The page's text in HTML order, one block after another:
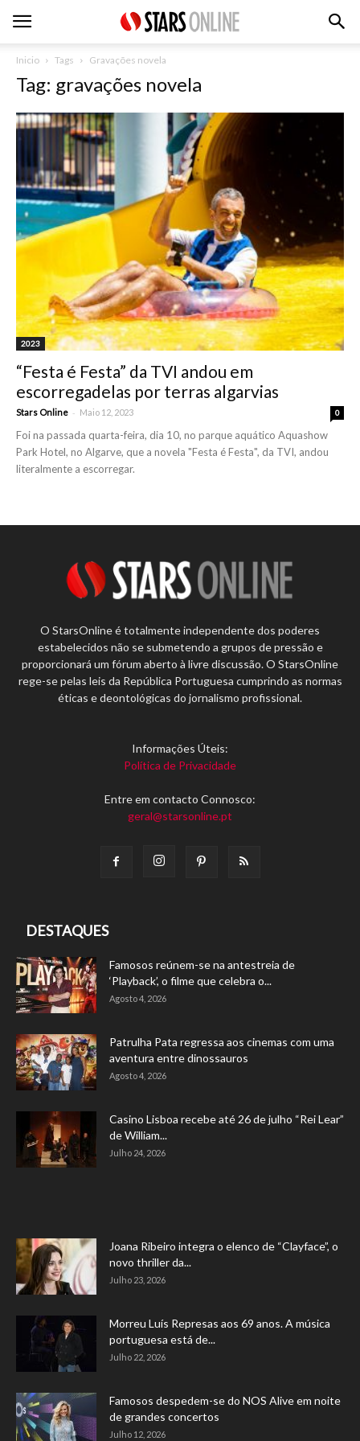
Inicio Tags Gravações novela
Tag: gravações novela
2023
“Festa é Festa” da TVI andou em
escorregadelas por terras algarvias
Stars Online - Maio 12, 2023 0
Foi na passada quarta-feira, dia 10, no parque aquático Aquashow
Park Hotel, no Algarve, que a novela "Festa é Festa", da TVI, andou
literalmente a escorregar.
O StarsOnline é totalmente independente dos poderes
estabelecidos não se submetendo a grupos de pressão e
proporcionará um fórum aberto à livre discussão. O StarsOnline
rege-se pelas leis da República Portuguesa cumprindo as normas
éticas e deontológicas do jornalismo profissional.
Informações Úteis:
Política de Privacidade
Entre em contacto Connosco:
geral@starsonline.pt
DESTAQUES
Famosos reúnem-se na antestreia de
‘Playback’, o filme que celebra o...
Agosto 4, 2026
Patrulha Pata regressa aos cinemas com uma
aventura entre dinossauros
Agosto 4, 2026
Casino Lisboa recebe até 26 de julho “Rei Lear”
de William...
Julho 24, 2026
Joana Ribeiro integra o elenco de “Clayface”, o
novo thriller da...
Julho 23, 2026
Morreu Luís Represas aos 69 anos. A música
portuguesa está de...
Julho 22, 2026
Famosos despedem-se do NOS Alive em noite
de grandes concertos
Julho 12, 2026